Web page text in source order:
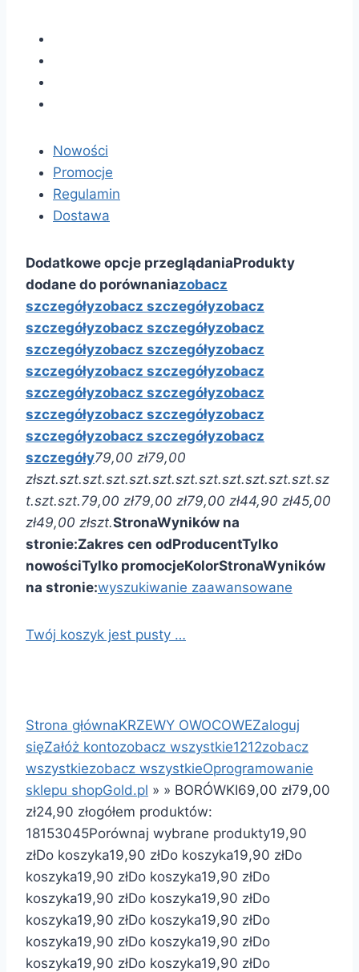
Nowości
Promocje
Regulamin
Dostawa
Dodatkowe opcje przeglądaniaProdukty
dodane do porównaniazobacz
szczegółyzobacz szczegółyzobacz
szczegółyzobacz szczegółyzobacz
szczegółyzobacz szczegółyzobacz
szczegółyzobacz szczegółyzobacz
szczegółyzobacz szczegółyzobacz
szczegółyzobacz szczegółyzobacz
szczegółyzobacz szczegółyzobacz
szczegóły79,00 zł79,00
złszt.szt.szt.szt.szt.szt.szt.szt.szt.szt.szt.szt.sz
t.szt.szt.79,00 zł79,00 zł79,00 zł44,90 zł45,00
zł49,00 złszt.StronaWyników na
stronie:Zakres cen odProducentTylko
nowościTylko promocjeKolorStronaWyników
na stronie:wyszukiwanie zaawansowane
Twój koszyk jest pusty …
Strona głównaKRZEWY OWOCOWEZaloguj
sięZałóż kontozobacz wszystkie1212zobacz
wszystkiezobacz wszystkieOprogramowanie
sklepu shopGold.pl » » BORÓWKI69,00 zł79,00
zł24,90 złogółem produktów:
18153045Porównaj wybrane produkty19,90
złDo koszyka19,90 złDo koszyka19,90 złDo
koszyka19,90 złDo koszyka19,90 złDo
koszyka19,90 złDo koszyka19,90 złDo
koszyka19,90 złDo koszyka19,90 złDo
koszyka19,90 złDo koszyka19,90 złDo
koszyka19,90 złDo koszyka19,90 złDo